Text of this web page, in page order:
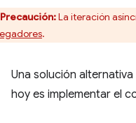
Precaución:La iteración
.
Una solución
hoy es implementar el